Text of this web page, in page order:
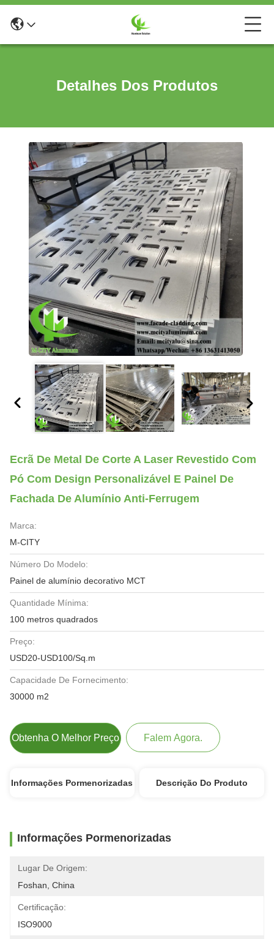
Detalhes Dos Produtos
Ecrã De Metal De Corte A Laser Revestido Com
Pó Com Design Personalizável E Painel De
Fachada De Alumínio Anti-Ferrugem
Marca:
M-CITY
Número Do Modelo:
Painel de alumínio decorativo MCT
Quantidade Mínima:
100 metros quadrados
Preço:
USD20-USD100/Sq.m
Capacidade De Fornecimento:
30000 m2
Obtenha O Melhor Preço Falem Agora.
Informações Pormenorizadas Descrição Do Produto
Informações Pormenorizadas
Lugar De Origem:
Foshan, China
Certificação:
ISO9000